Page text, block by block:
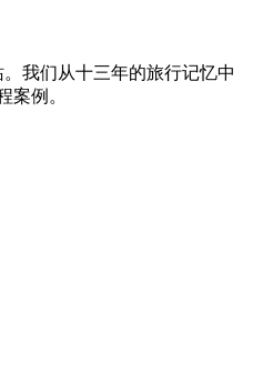
我们从十三年的旅行记忆中
案例。